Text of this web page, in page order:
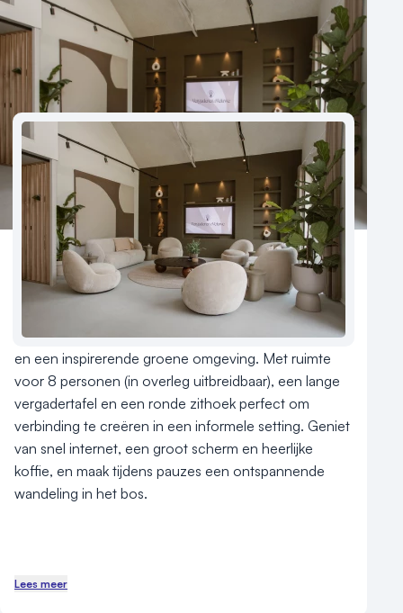
Locatiegids
Meld locatie aan
Nieuws
Reviews (5⭐️)
Contact
Op zoek naar een vergaderlocatie in Arnhem, midden
in de rustgevende natuur van de Veluwe? Onze
unieke locatie biedt de perfecte mix van luxe, comfort
en een inspirerende groene omgeving. Met ruimte
voor 8 personen (in overleg uitbreidbaar), een lange
vergadertafel en een ronde zithoek perfect om
verbinding te creëren in een informele setting. Geniet
van snel internet, een groot scherm en heerlijke
koffie, en maak tijdens pauzes een ontspannende
wandeling in het bos.
Lees meer